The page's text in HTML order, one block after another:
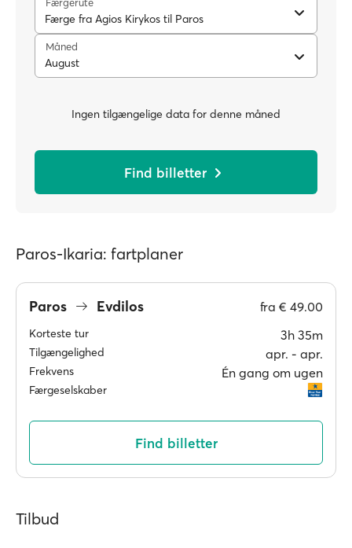
Færge fra Agios Kirykos til Paros
Måned
August
Ingen tilgængelige data for denne måned
Find billetter
Paros-Ikaria: fartplaner
Paros Evdilos fra € 49.00
Korteste tur 3h 35m
Tilgængelighed apr. ‐ apr.
Frekvens Én gang om ugen
Færgeselskaber
Find billetter
Tilbud